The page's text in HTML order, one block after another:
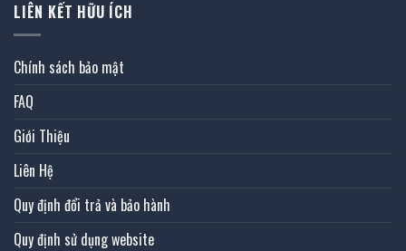
LIÊN KẾT HỮU ÍCH
Chính sách bảo mật
FAQ
Giới Thiệu
Liên Hệ
Quy định đổi trả và bảo hành
Quy định sử dụng website